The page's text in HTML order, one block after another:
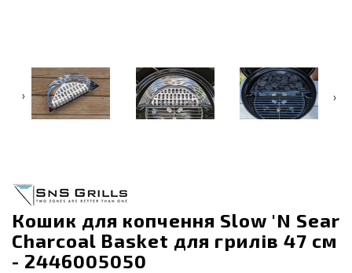
‹ ›
Кошик для копчення Slow 'N Sear
Charcoal Basket для грилів 47 см
- 2446005050